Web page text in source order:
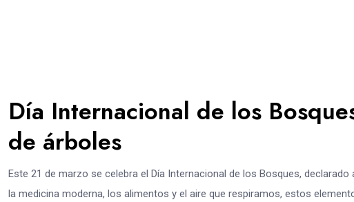
Día Internacional de los
de árboles
Este 21 de marzo se celebra el Día Internacional de los Bosques,
la medicina moderna, los alimentos y el aire que respiramos, estos